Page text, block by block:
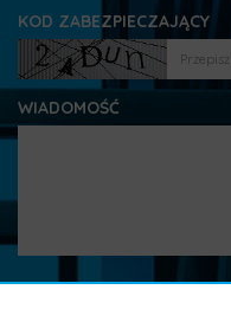
KOD ZABEZPIECZAJĄCY
WIADOMOŚĆ